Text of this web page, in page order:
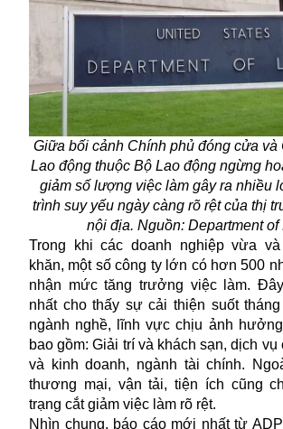
Giữa bối cảnh Chính phủ đóng cửa và
Lao động thuộc Bộ Lao động ngừng
giảm số lượng việc làm gây ra nhiều
trình suy yếu ngày càng rõ rệt của thị
nội địa. Nguồn: Department of
Trong khi các doanh nghiệp vừa
khăn, một số công ty lớn có hơn 500
nhận mức tăng trưởng việc làm.
nhất cho thấy sự cải thiện suốt
ngành nghề, lĩnh vực chịu ảnh
bao gồm: Giải trí và khách sạn, dịch
và kinh doanh, ngành tài chính.
thương mại, vận tải, tiện ích cũng
trạng cắt giảm việc làm rõ rệt.
Nhìn chung, báo cáo mới nhất từ